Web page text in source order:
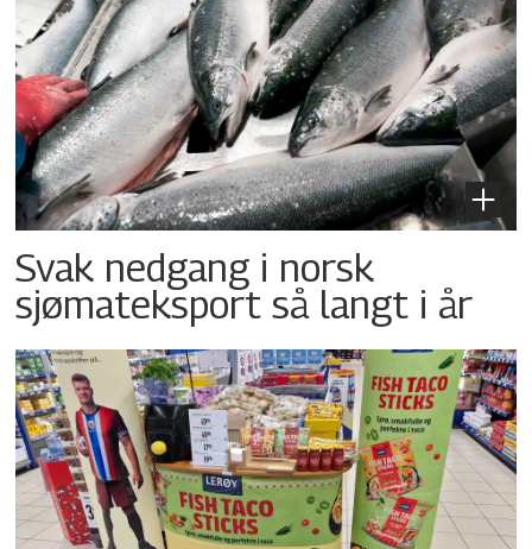
Svak nedgang i norsk
sjømateksport så langt i år